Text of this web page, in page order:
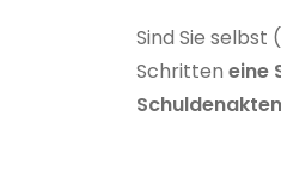
Sind Sie
Schritten eine
Schuldenakten